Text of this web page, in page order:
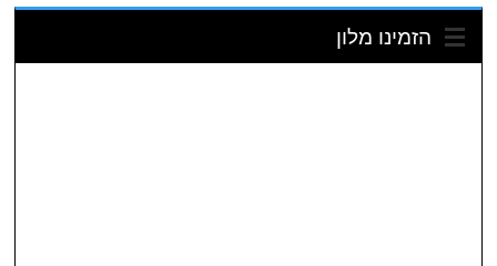
הזמינו מלון